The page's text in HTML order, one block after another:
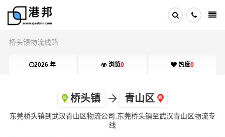
桥头镇物流线路
2026 年 浏览0 热度0
桥头镇 青山区
东莞桥头镇到武汉青山区物流公司,东莞桥头镇至武汉青山区物流专
线